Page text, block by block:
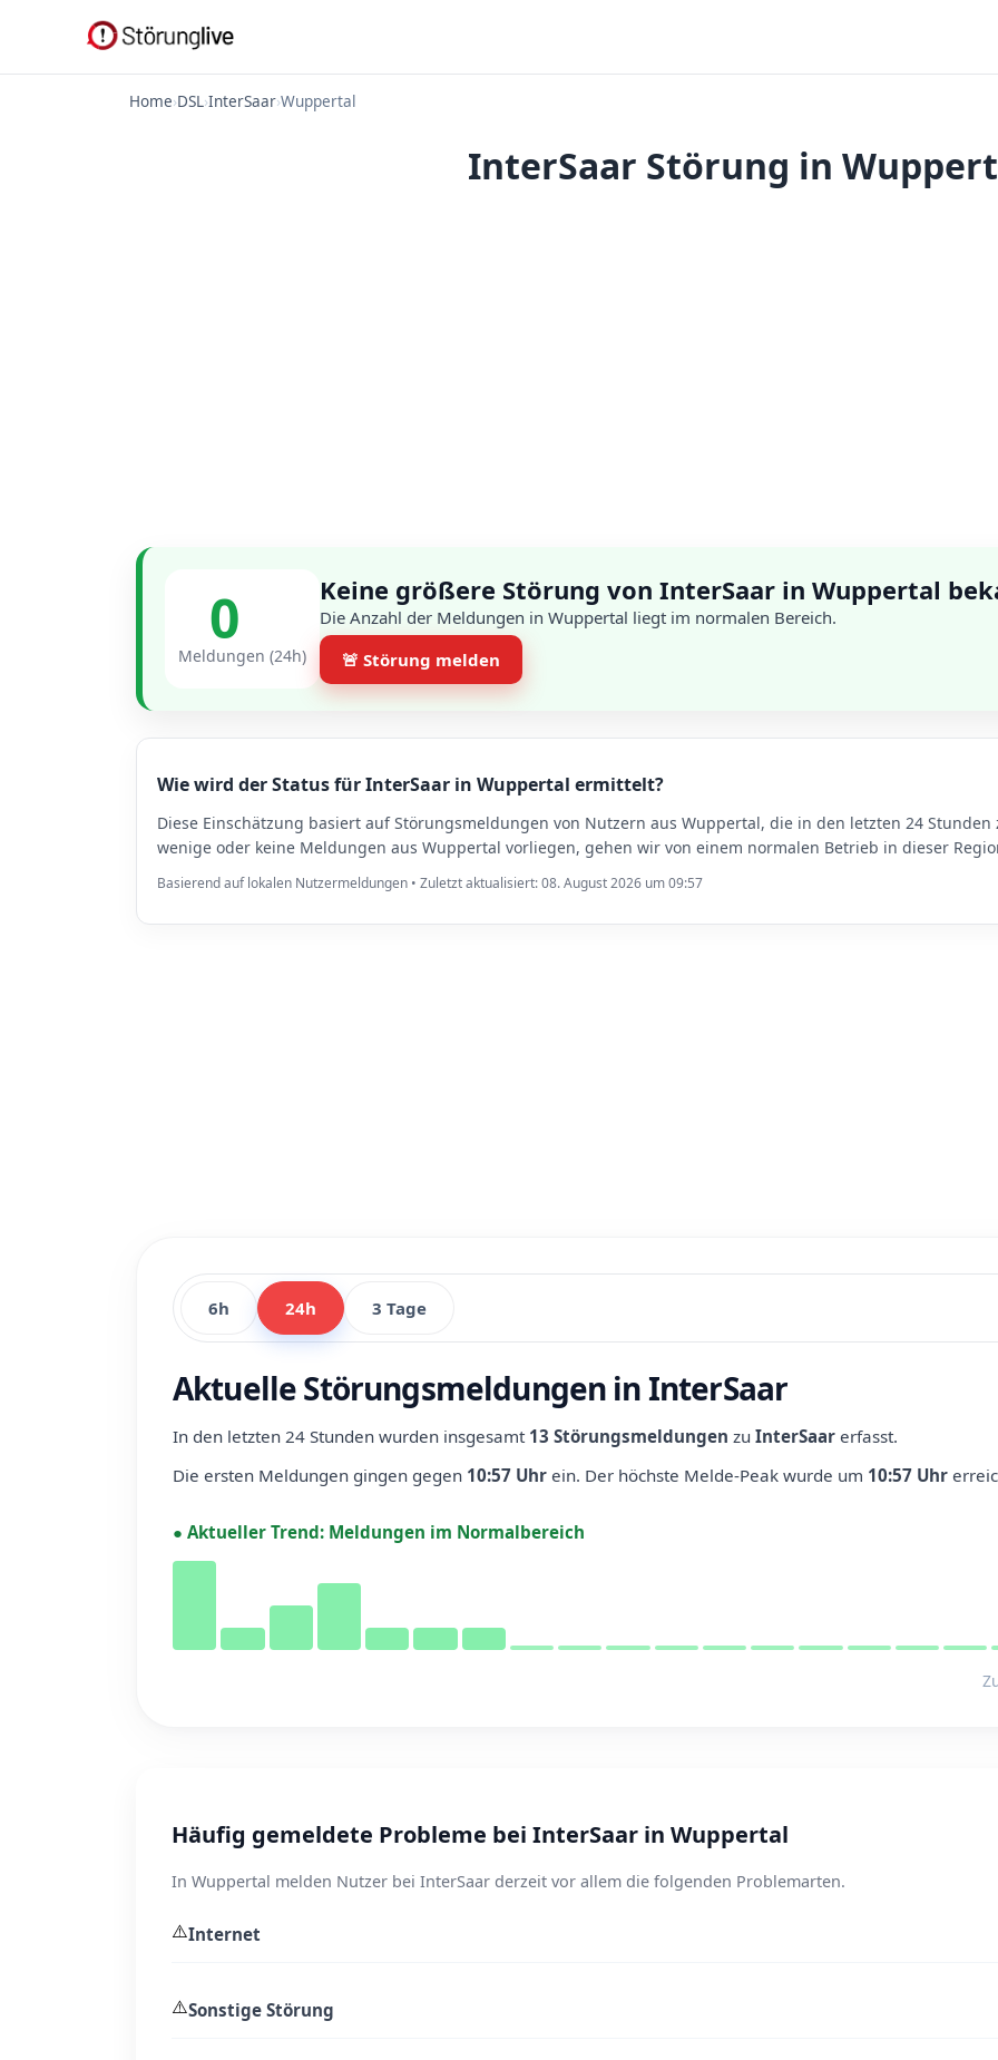
Home›DSL›InterSaar›Wuppertal
InterSaar Störung in
0
Meldungen (24h)
Keine größere Störung von InterSaar in Wuppertal
Die Anzahl der Meldungen in Wuppertal liegt im normalen Bereich.
🚨 Störung melden
Wie wird der Status für InterSaar in Wuppertal ermittelt?
Diese Einschätzung basiert auf Störungsmeldungen von Nutzern aus Wuppertal, die in den letzten 24
wenige oder keine Meldungen aus Wuppertal vorliegen, gehen wir von einem normalen Betrieb in dieser
Basierend auf lokalen Nutzermeldungen • Zuletzt aktualisiert: 08. August 2026 um 09:57
6h 24h 3 Tage
Aktuelle Störungsmeldungen in InterSaar
In den letzten 24 Stunden wurden insgesamt 13 Störungsmeldungen zu InterSaar erfasst.
Die ersten Meldungen gingen gegen 10:57 Uhr ein. Der höchste Melde-Peak wurde um 10:57 Uhr
● Aktueller Trend: Meldungen im Normalbereich
Häufig gemeldete Probleme bei InterSaar in Wuppertal
In Wuppertal melden Nutzer bei InterSaar derzeit vor allem die folgenden Problemarten.
⚠️Internet
⚠️Sonstige Störung